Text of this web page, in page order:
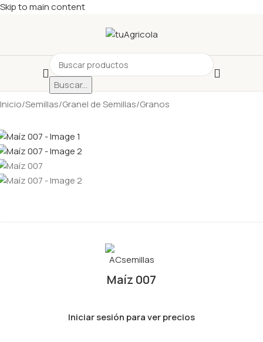
Skip to main content
Buscar...
Inicio/Semillas/Granel de Semillas/Granos
Maíz 007
Iniciar sesión para ver precios